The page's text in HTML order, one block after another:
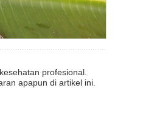
profesional.
apapun di artikel ini.